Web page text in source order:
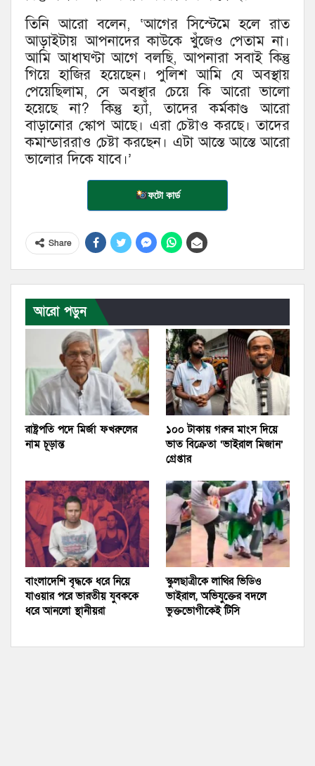
তিনি আরো বলেন, ‘আগের সিস্টেমে হলে রাত
আড়াইটায় আপনাদের কাউকে খুঁজেও পেতাম না।
আমি আধাঘণ্টা আগে বলছি, আপনারা সবাই কিন্তু
গিয়ে হাজির হয়েছেন। পুলিশ আমি যে অবস্থায়
পেয়েছিলাম, সে অবস্থার চেয়ে কি আরো ভালো
হয়েছে না? কিন্তু হ্যাঁ, তাদের কর্মকাণ্ড আরো
বাড়ানোর স্কোপ আছে। এরা চেষ্টাও করছে। তাদের
কমান্ডাররাও চেষ্টা করছেন। এটা আস্তে আস্তে আরো
ভালোর দিকে যাবে।’
ফটো কার্ড
Share
আরো পড়ুন
রাষ্ট্রপতি পদে মির্জা ফখরুলের
নাম চূড়ান্ত
১০০ টাকায় গরুর মাংস দিয়ে
ভাত বিক্রেতা ‘ভাইরাল মিজান’
গ্রেপ্তার
বাংলাদেশি বৃদ্ধকে ধরে নিয়ে
যাওয়ার পরে ভারতীয় যুবককে
ধরে আনলো স্থানীয়রা
স্কুলছাত্রীকে লাথির ভিডিও
ভাইরাল, অভিযুক্তের বদলে
ভুক্তভোগীকেই টিসি